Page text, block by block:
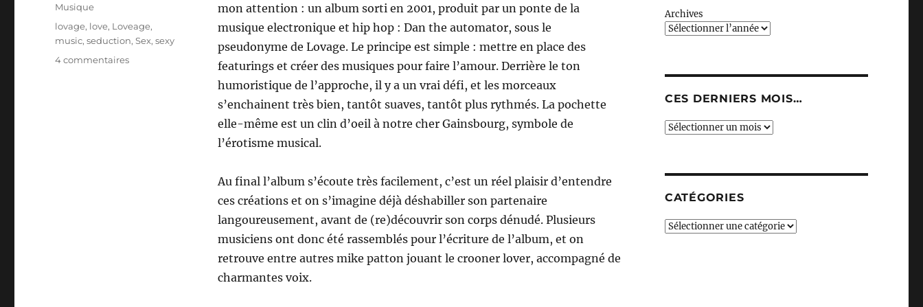
mon attention : un album sorti en 2001, produit par un ponte de la
musique electronique et hip hop : Dan the automator, sous le
pseudonyme de Lovage. Le principe est simple : mettre en place des
featurings et créer des musiques pour faire l’amour. Derrière le ton
humoristique de l’approche, il y a un vrai défi, et les morceaux
s’enchainent très bien, tantôt suaves, tantôt plus rythmés. La pochette
elle-même est un clin d’oeil à notre cher Gainsbourg, symbole de
l’érotisme musical.
Au final l’album s’écoute très facilement, c’est un réel plaisir d’entendre
ces créations et on s’imagine déjà déshabiller son partenaire
langoureusement, avant de (re)découvrir son corps dénudé. Plusieurs
musiciens ont donc été rassemblés pour l’écriture de l’album, et on
retrouve entre autres mike patton jouant le crooner lover, accompagné de
charmantes voix.
Catégories
Musique
Étiquettes
lovage, love, Loveage,
music,seduction,Sex,sexy
4 commentairessur
Archives
CES DERNIERS MOIS…
Ces
CATÉGORIES
Catégories